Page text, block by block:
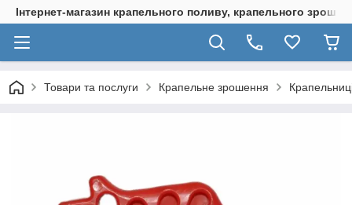
Інтернет-магазин крапельного поливу, крапельного
Товари та послуги Крапельне зрошення